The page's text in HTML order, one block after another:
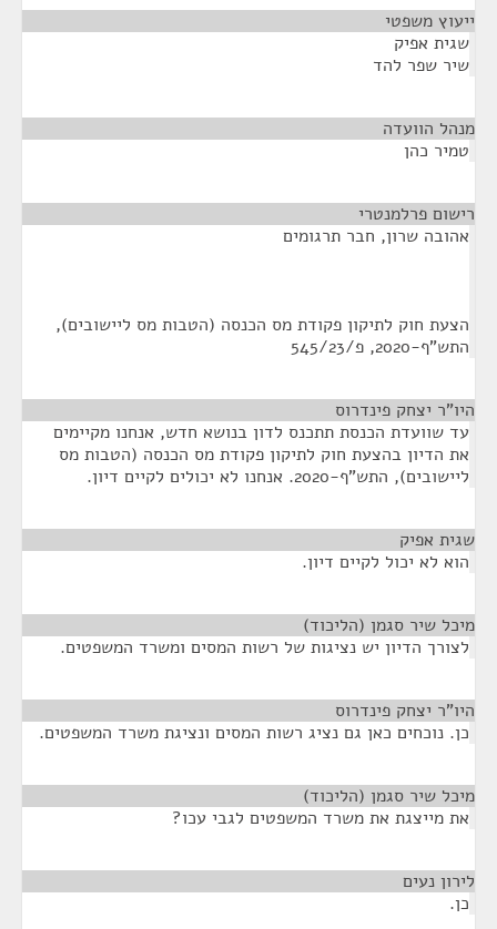
ייעוץ משפטי
שגית אפיק
שיר שפר להד
מנהל הוועדה
טמיר כהן
רישום פרלמנטרי
אהובה שרון, חבר תרגומים
הצעת חוק לתיקון פקודת מס הכנסה (הטבות מס ליישובים),
התש"ף-2020, פ/545/23
היו"ר יצחק פינדרוס
עד שוועדת הכנסת תתכנס לדון בנושא חדש, אנחנו מקיימים
את הדיון בהצעת חוק לתיקון פקודת מס הכנסה (הטבות מס
ליישובים), התש"ף-2020. אנחנו לא יכולים לקיים דיון.
שגית אפיק
הוא לא יכול לקיים דיון.
מיכל שיר סגמן (הליכוד)
לצורך הדיון יש נציגות של רשות המסים ומשרד המשפטים.
היו"ר יצחק פינדרוס
כן. נוכחים כאן גם נציג רשות המסים ונציגת משרד המשפטים.
מיכל שיר סגמן (הליכוד)
את מייצגת את משרד המשפטים לגבי עכו?
לירון נעים
כן.